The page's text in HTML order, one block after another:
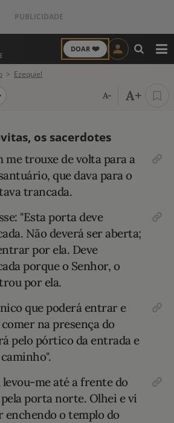
DOAR ❤️
IA
Ezequiel
A- A+
os sacerdotes
me trouxe de volta para a
que dava para o
trancada.
"Esta porta deve
Não deverá ser aberta;
por ela. Deve
porque o Senhor, o
por ela.
que poderá entrar e
na presença do
pelo pórtico da entrada e
me até a frente do
porta norte. Olhei e vi
enchendo o templo do